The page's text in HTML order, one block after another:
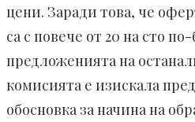
цени. Заради това, че
са с повече от 20 на сто
предложенията на
комисията е изискала
обосновка за начина на